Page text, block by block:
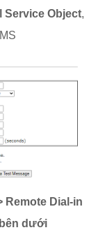
Service Object,
Remote Dial-in
dưới